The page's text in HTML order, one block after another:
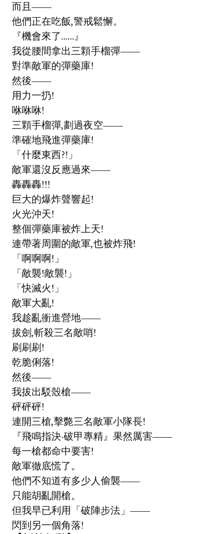
而且——
他們正在吃飯,警戒鬆懈。
『機會來了……』
我從腰間拿出三顆手榴彈——
對準敵軍的彈藥庫!
然後——
用力一扔!
咻咻咻!
三顆手榴彈,劃過夜空——
準確地飛進彈藥庫!
「什麼東西?!」
敵軍還沒反應過來——
轟轟轟!!!
巨大的爆炸聲響起!
火光沖天!
整個彈藥庫被炸上天!
連帶著周圍的敵軍,也被炸飛!
「啊啊啊!」
「敵襲!敵襲!」
「快滅火!」
敵軍大亂!
我趁亂衝進營地——
拔劍,斬殺三名敵哨!
刷刷刷!
乾脆俐落!
然後——
我拔出駁殼槍——
砰砰砰!
連開三槍,擊斃三名敵軍小隊長!
『飛鳴指決·破甲專精』果然厲害——
每一槍都命中要害!
敵軍徹底慌了。
他們不知道有多少人偷襲——
只能胡亂開槍。
但我早已利用「破陣步法」——
閃到另一個角落!